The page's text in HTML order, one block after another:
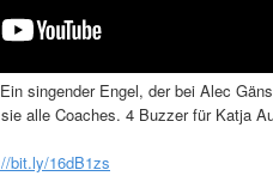
Ein singender Engel, der bei Alec
alle Coaches. 4 Buzzer für Katja
bit.ly/16dB1zs